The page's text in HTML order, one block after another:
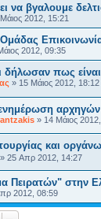
να βγαλουμε
2012, 15:21
2012, 09:35
δήλωσαν πως
» 15 Μάιος 2012, 18:12
» 14 Μάιος
και
» 25 Απρ 2012, 14:27
Πειρατών" στην
2012, 08:59